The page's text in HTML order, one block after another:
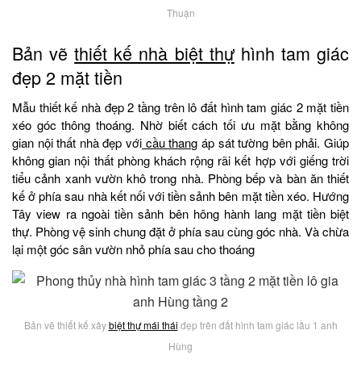
Thuận
Bản vẽthiết kế nhà biệt thựhình tam giác
đẹp 2 mặt tiền
Mẫu thiết kế nhà đẹp 2 tầng trên lô đất hình tam giác 2 mặt tiền
xéo góc thông thoáng. Nhờ biết cách tối ưu mặt bằng không
gian nội thất nhà đẹp với cầu thang áp sát tường bên phải. Giúp
không gian nội thất phòng khách rộng rãi kết hợp với giếng trời
tiểu cảnh xanh vườn khô trong nhà. Phòng bếp và bàn ăn thiết
kế ở phía sau nhà kết nối với tiền sảnh bên mặt tiền xéo. Hướng
Tây view ra ngoài tiền sảnh bên hông hành lang mặt tiền biệt
thự. Phòng vệ sinh chung đặt ở phía sau cùng góc nhà. Và chừa
lại một góc sân vườn nhỏ phía sau cho thoáng
Bản vẽ thiết kế xâybiệt thự mái thái đẹp trên đất hình tam giác lầu 1 anh
Hùng